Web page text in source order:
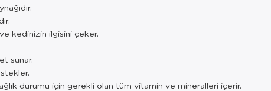
kedinizin ilgisini çeker.
sunar.
durumu için gerekli olan tüm vitamin ve mineralleri içerir.